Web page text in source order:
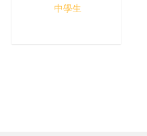
中學生